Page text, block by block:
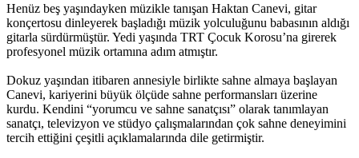
Henüz beş yaşındayken müzikle tanışan Haktan Canevi, gitar
konçertosu dinleyerek başladığı müzik yolculuğunu babasının aldığı
gitarla sürdürmüştür. Yedi yaşında TRT Çocuk Korosu’na girerek
profesyonel müzik ortamına adım atmıştır.
Dokuz yaşından itibaren annesiyle birlikte sahne almaya başlayan
Canevi, kariyerini büyük ölçüde sahne performansları üzerine
kurdu. Kendini “yorumcu ve sahne sanatçısı” olarak tanımlayan
sanatçı, televizyon ve stüdyo çalışmalarından çok sahne deneyimini
tercih ettiğini çeşitli açıklamalarında dile getirmiştir.